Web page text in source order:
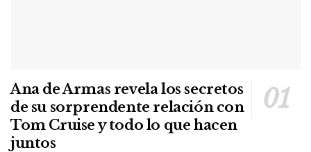
Ana de Armas revela los secretos
de su sorprendente relación con
Tom Cruise y todo lo que hacen
juntos